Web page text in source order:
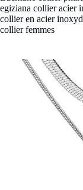
egiziana collier acier
collier en acier
collier femmes